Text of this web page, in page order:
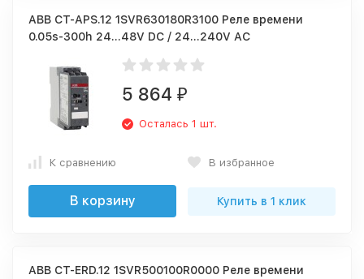
ABB CT-APS.12 1SVR630180R3100 Реле времени
0.05s-300h 24…48V DC / 24…240V AC
5 864 ₽
Осталась 1 шт.
К сравнению В избранное
В корзину Купить в 1 клик
ABB CT-ERD.12 1SVR500100R0000 Реле времени